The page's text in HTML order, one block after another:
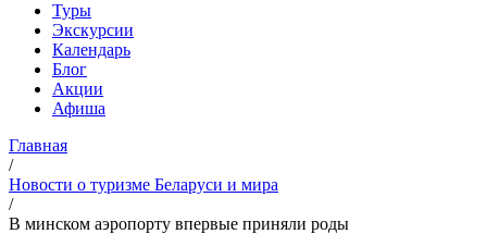
Туры
Экскурсии
Календарь
Блог
Акции
Афиша
Главная
/
Новости о туризме Беларуси и мира
/
В минском аэропорту впервые приняли роды